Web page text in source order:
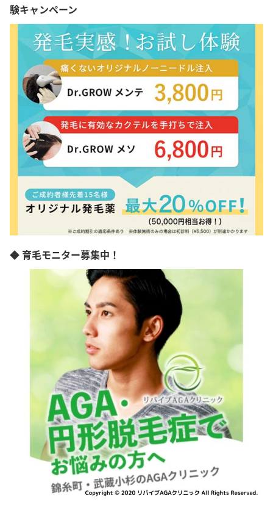
験キャンペーン
◆ 育毛モニター募集中！